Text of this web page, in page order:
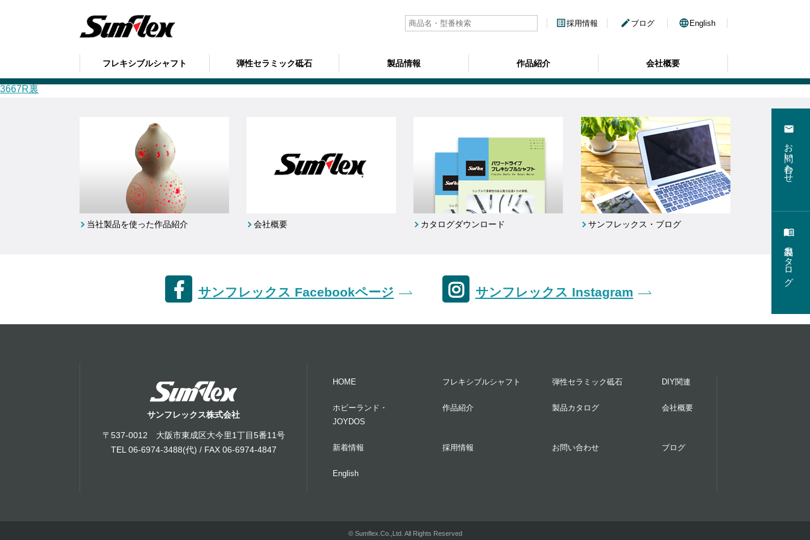
フレキシブルシャフト 弾性セラミック砥石 製品情報 作品紹介 会社概要
list_alt採用情報 edit ブログ language English
email
お問い合わせ
menu_book
製品カタログ
3667R裏
当社製品を使った作品紹介 会社概要 カタログダウンロード サンフレックス・ブログ
サンフレックス Facebookページ サンフレックス Instagram
サンフレックス株式会社
〒537-0012 大阪市東成区大今里1丁目5番11号
TEL 06-6974-3488(代) / FAX 06-6974-4847
HOME フレキシブルシャフト 弾性セラミック砥石 DIY関連
ホビーランド・
JOYDOS
作品紹介 製品カタログ 会社概要
新着情報 採用情報 お問い合わせ ブログ
English
© Sumflex.Co.,Ltd. All Rights Reserved